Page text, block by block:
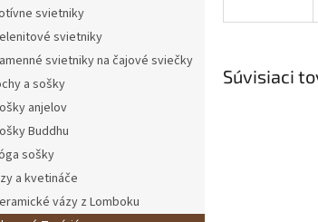
svietniky
svietniky
svietniky na čajové sviečky
a sošky
anjelov
Buddhu
sošky
a kvetináče
vázy z Lomboku
Súvisiaci